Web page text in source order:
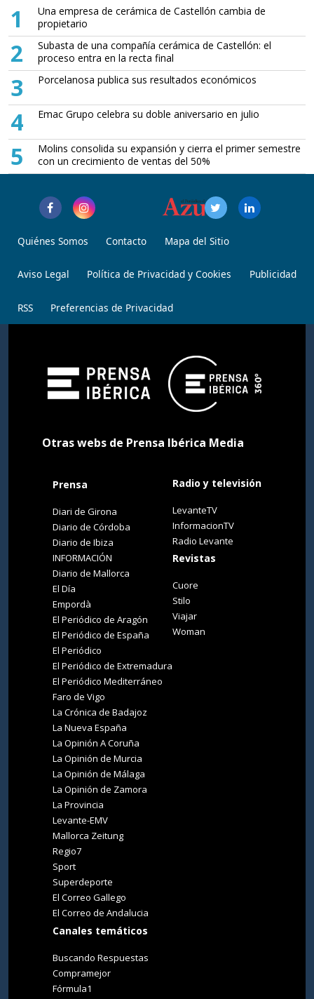
1
Una empresa de cerámica de Castellón cambia de
propietario
2
Subasta de una compañía cerámica de Castellón: el
proceso entra en la recta final
3 Porcelanosa publica sus resultados económicos
4 Emac Grupo celebra su doble aniversario en julio
5
Molins consolida su expansión y cierra el primer semestre
con un crecimiento de ventas del 50%
Quiénes Somos Contacto Mapa del Sitio
Aviso Legal Política de Privacidad y Cookies Publicidad
RSS Preferencias de Privacidad
Otras webs de Prensa Ibérica Media
Prensa
Diari de Girona
Diario de Córdoba
Diario de Ibiza
INFORMACIÓN
Diario de Mallorca
El Día
Empordà
El Periódico de Aragón
El Periódico de España
El Periódico
El Periódico de Extremadura
El Periódico Mediterráneo
Faro de Vigo
La Crónica de Badajoz
La Nueva España
La Opinión A Coruña
La Opinión de Murcia
La Opinión de Málaga
La Opinión de Zamora
La Provincia
Levante-EMV
Mallorca Zeitung
Regio7
Sport
Superdeporte
El Correo Gallego
El Correo de Andalucia
Canales temáticos
Buscando Respuestas
Compramejor
Fórmula1
Radio y televisión
LevanteTV
InformacionTV
Radio Levante
Revistas
Cuore
Stilo
Viajar
Woman